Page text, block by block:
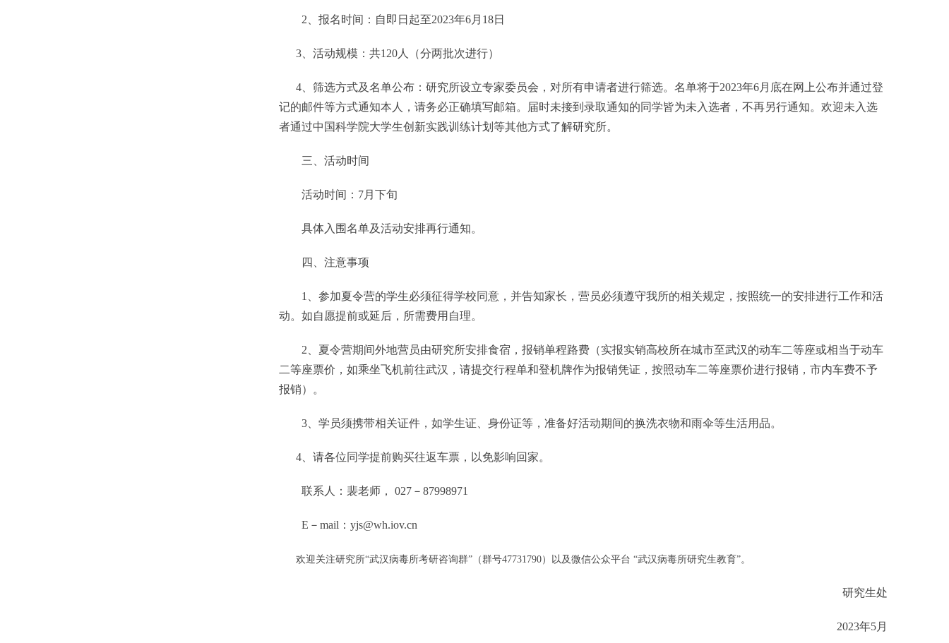
2、报名时间：自即日起至2023年6月18日
3、活动规模：共120人（分两批次进行）
4、筛选方式及名单公布：研究所设立专家委员会，对所有申请者进行筛选。名单将于2023年6月底在网上公布并通过登
记的邮件等方式通知本人，请务必正确填写邮箱。届时未接到录取通知的同学皆为未入选者，不再另行通知。欢迎未入选
者通过中国科学院大学生创新实践训练计划等其他方式了解研究所。
三、活动时间
活动时间：7月下旬
具体入围名单及活动安排再行通知。
四、注意事项
1、参加夏令营的学生必须征得学校同意，并告知家长，营员必须遵守我所的相关规定，按照统一的安排进行工作和活
动。如自愿提前或延后，所需费用自理。
2、夏令营期间外地营员由研究所安排食宿，报销单程路费（实报实销高校所在城市至武汉的动车二等座或相当于动车
二等座票价，如乘坐飞机前往武汉，请提交行程单和登机牌作为报销凭证，按照动车二等座票价进行报销，市内车费不予
报销）。
3、学员须携带相关证件，如学生证、身份证等，准备好活动期间的换洗衣物和雨伞等生活用品。
4、请各位同学提前购买往返车票，以免影响回家。
联系人：裴老师， 027－87998971
E－mail：yjs@wh.iov.cn
欢迎关注研究所“武汉病毒所考研咨询群”（群号47731790）以及微信公众平台 “武汉病毒所研究生教育”。
研究生处
2023年5月